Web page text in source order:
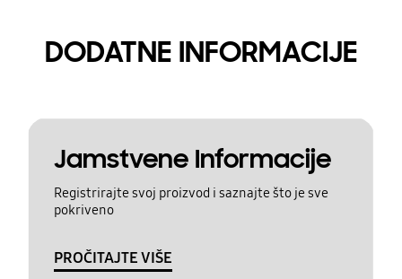
DODATNE INFORMACIJE
Jamstvene Informacije
Registrirajte svoj proizvod i saznajte što je sve
pokriveno
PROČITAJTE VIŠE